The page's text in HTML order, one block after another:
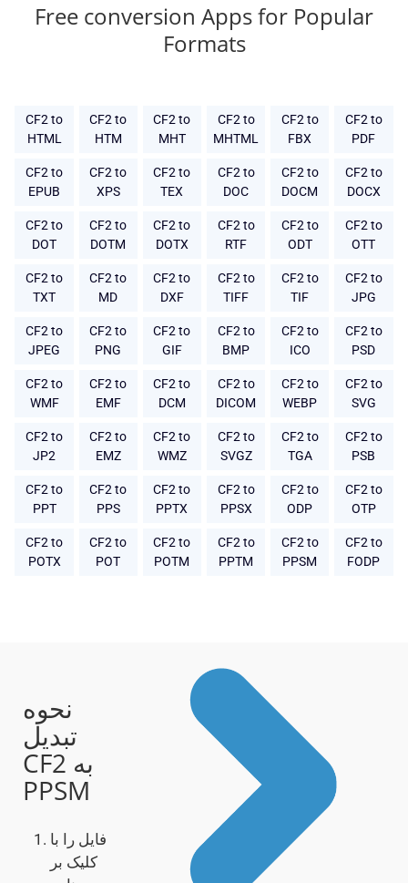
Free conversion Apps for Popular
Formats
CF2 to
HTML
CF2 to
HTM
CF2 to
MHT
CF2 to
MHTML
CF2 to
FBX
CF2 to
PDF
CF2 to
EPUB
CF2 to
XPS
CF2 to
TEX
CF2 to
DOC
CF2 to
DOCM
CF2 to
DOCX
CF2 to
DOT
CF2 to
DOTM
CF2 to
DOTX
CF2 to
RTF
CF2 to
ODT
CF2 to
OTT
CF2 to
TXT
CF2 to
MD
CF2 to
DXF
CF2 to
TIFF
CF2 to
TIF
CF2 to
JPG
CF2 to
JPEG
CF2 to
PNG
CF2 to
GIF
CF2 to
BMP
CF2 to
ICO
CF2 to
PSD
CF2 to
WMF
CF2 to
EMF
CF2 to
DCM
CF2 to
DICOM
CF2 to
WEBP
CF2 to
SVG
CF2 to
JP2
CF2 to
EMZ
CF2 to
WMZ
CF2 to
SVGZ
CF2 to
TGA
CF2 to
PSB
CF2 to
PPT
CF2 to
PPS
CF2 to
PPTX
CF2 to
PPSX
CF2 to
ODP
CF2 to
OTP
CF2 to
POTX
CF2 to
POT
CF2 to
POTM
CF2 to
PPTM
CF2 to
PPSM
CF2 to
FODP
نحوه
تبدیل
CF2 به
PPSM
فایل را با
کلیک بر